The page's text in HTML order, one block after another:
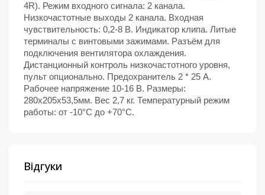
4R). Режим входного сигнала: 2 канала.
Низкочастотные выходы 2 канала. Входная
чувствительность: 0,2-8 В. Индикатор клипа. Литые
терминалы с винтовыми зажимами. Разъём для
подключения вентилятора охлаждения.
Дистанционный контроль низкочастотного уровня,
пульт опционально. Предохранитель 2 * 25 А.
Рабочее напряжение 10-16 В. Размеры:
280x205x53,5мм. Вес 2,7 кг. Температурный режим
работы: от -10°С до +70°С.
Відгуки